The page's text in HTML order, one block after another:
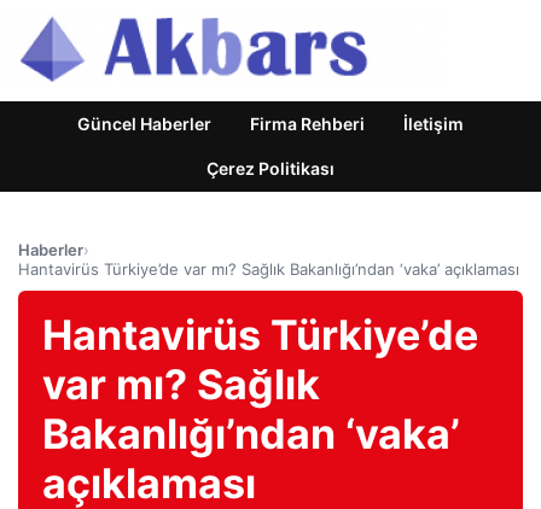
Güncel Haberler Firma Rehberi İletişim
Çerez Politikası
Haberler›
Hantavirüs Türkiye’de var mı? Sağlık Bakanlığı’ndan ‘vaka’ açıklaması
Hantavirüs Türkiye’de
var mı? Sağlık
Bakanlığı’ndan ‘vaka’
açıklaması